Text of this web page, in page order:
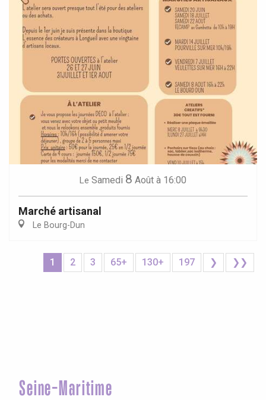
Le Samedi 8 Août à 16:00
Marché artisanal
Le Bourg-Dun
1 2 3 65+ 130+ 197 ❯ ❯❯
Seine-Maritime